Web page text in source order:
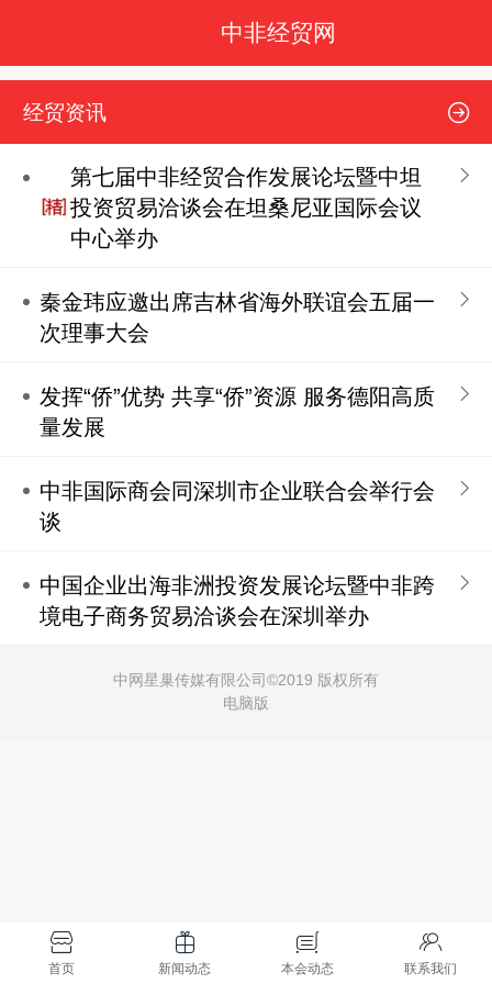
中非经贸网
经贸资讯
第七届中非经贸合作发展论坛暨中坦
投资贸易洽谈会在坦桑尼亚国际会议
中心举办
秦金玮应邀出席吉林省海外联谊会五届一
次理事大会
发挥“侨”优势 共享“侨”资源 服务德阳高质
量发展
中非国际商会同深圳市企业联合会举行会
谈
中国企业出海非洲投资发展论坛暨中非跨
境电子商务贸易洽谈会在深圳举办
中网星巢传媒有限公司©2019 版权所有
电脑版
首页 新闻动态 本会动态 联系我们